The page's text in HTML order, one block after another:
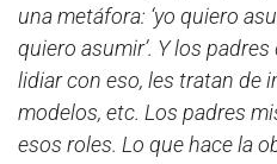
una metáfora: ‘yo quiero
quiero asumir’. Y los
lidiar con eso, les tratan de
modelos, etc. Los padres
esos roles. Lo que hace la